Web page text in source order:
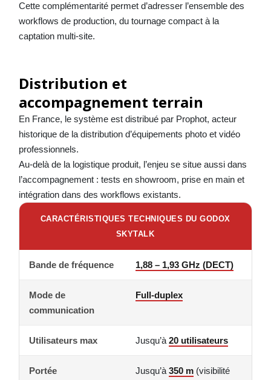
Cette complémentarité permet d’adresser l’ensemble des
workflows de production, du tournage compact à la
captation multi-site.
Distribution et
accompagnement terrain
En France, le système est distribué par Prophot, acteur
historique de la distribution d’équipements photo et vidéo
professionnels.
Au-delà de la logistique produit, l’enjeu se situe aussi dans
l’accompagnement : tests en showroom, prise en main et
intégration dans des workflows existants.
CARACTÉRISTIQUES TECHNIQUES DU GODOX
SKYTALK
Bande de fréquence 1,88 – 1,93 GHz (DECT)
Mode de
communication
Full-duplex
Utilisateurs max Jusqu’à 20 utilisateurs
Portée Jusqu’à 350 m(visibilité